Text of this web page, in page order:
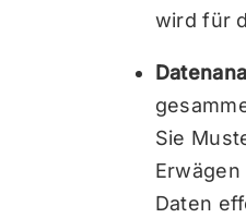
wird für
Sie
Daten